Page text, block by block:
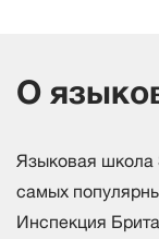
О
Языковая школа
самых
Инспекция